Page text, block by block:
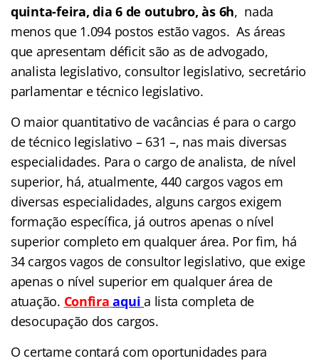
quinta-feira, dia 6 de outubro, às 6h, nada
menos que 1.094 postos estão vagos.As áreas
que apresentam déficit são as de advogado,
analista legislativo, consultor legislativo, secretário
parlamentar e técnico legislativo.
O maior quantitativo de vacâncias é para o cargo
de técnico legislativo – 631 –, nas mais diversas
especialidades. Para o cargo de analista, de nível
superior, há, atualmente, 440 cargos vagos em
diversas especialidades, alguns cargos exigem
formação específica, já outros apenas o nível
superior completo em qualquer área. Por fim, há
34 cargos vagos de consultor legislativo, que exige
apenas o nível superior em qualquer área de
atuação. Confira aqui a lista completa de
desocupação dos cargos.
O certame contará com oportunidades para